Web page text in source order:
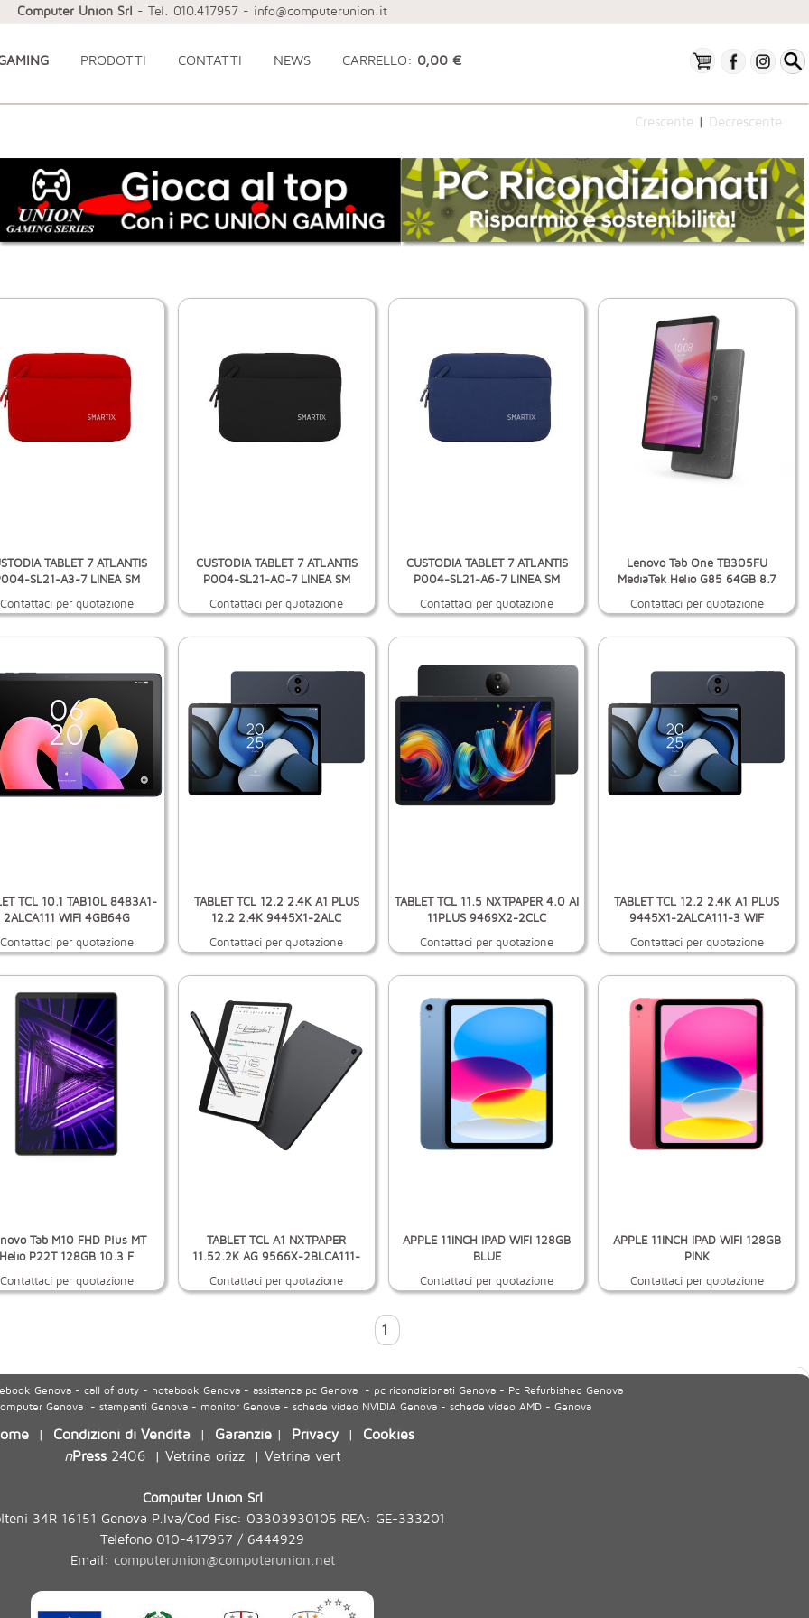
Computer Union Srl - Tel. 010.417957 - info@computerunion.it
PRODOTTI CONTATTI NEWS CARRELLO: 0,00 €
Crescente | Decrescente
TABLET 7 ATLANTIS
SL21-A3-7 LINEA SM
Contattaci per quotazione
CUSTODIA TABLET 7 ATLANTIS
P004-SL21-A0-7 LINEA SM
Contattaci per quotazione
CUSTODIA TABLET 7 ATLANTIS
P004-SL21-A6-7 LINEA SM
Contattaci per quotazione
Lenovo Tab One TB305FU
MediaTek Helio G85 64GB 8.7
Contattaci per quotazione
TCL 10.1 TAB10L 8483A1-
2ALCA111 WIFI 4GB64G
Contattaci per quotazione
TABLET TCL 12.2 2.4K A1 PLUS
12.2 2.4K 9445X1-2ALC
Contattaci per quotazione
TABLET TCL 11.5 NXTPAPER 4.0 AI
11PLUS 9469X2-2CLC
Contattaci per quotazione
TABLET TCL 12.2 2.4K A1 PLUS
9445X1-2ALCA111-3 WIF
Contattaci per quotazione
Tab M10 FHD Plus MT
Helio P22T 128GB 10.3 F
Contattaci per quotazione
TABLET TCL A1 NXTPAPER
11.52.2K AG 9566X-2BLCA111-
Contattaci per quotazione
APPLE 11INCH IPAD WIFI 128GB
BLUE
Contattaci per quotazione
APPLE 11INCH IPAD WIFI 128GB
PINK
Contattaci per quotazione
1
Genova - call of duty - notebook Genova - assistenza pc Genova - pc ricondizionati Genova - Pc Refurbished Genova
Genova - stampanti Genova - monitor Genova - schede video NVIDIA Genova - schede video AMD - Genova
| Condizioni di Vendita | Garanzie | Privacy| Cookies
nPress2406| Vetrina orizz| Vetrina vert
Computer Union Srl
34R 16151 Genova P.Iva/Cod Fisc: 03303930105 REA: GE-333201
Telefono 010-417957 / 6444929
Email: computerunion@computerunion.net